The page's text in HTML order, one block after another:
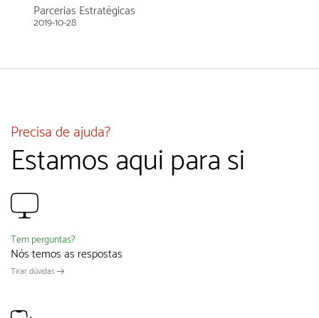
Parcerias Estratégicas
2019-10-28
Precisa de ajuda?
Estamos aqui para si
Tem perguntas?
Nós temos as respostas
Tirar dúvidas